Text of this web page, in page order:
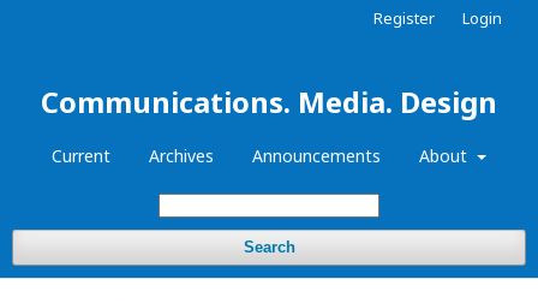
Communications. Media. Design
Current Archives Announcements About
Search
Register Login